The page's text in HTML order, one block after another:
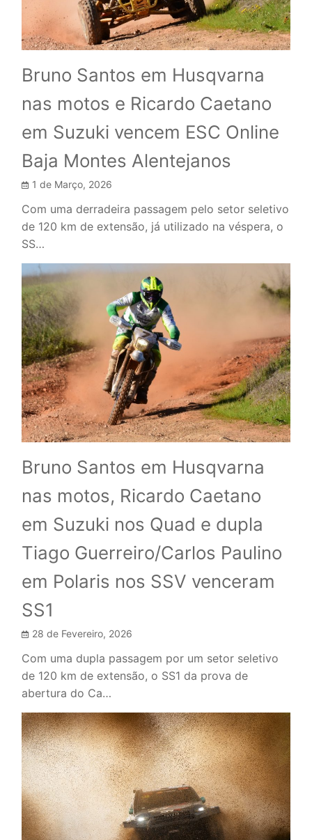
Bruno Santos em Husqvarna
nas motos e Ricardo Caetano
em Suzuki vencem ESC Online
Baja Montes Alentejanos
1 de Março, 2026
Com uma derradeira passagem pelo setor seletivo
de 120 km de extensão, já utilizado na véspera, o
SS…
Bruno Santos em Husqvarna
nas motos, Ricardo Caetano
em Suzuki nos Quad e dupla
Tiago Guerreiro/Carlos Paulino
em Polaris nos SSV venceram
SS1
28 de Fevereiro, 2026
Com uma dupla passagem por um setor seletivo
de 120 km de extensão, o SS1 da prova de
abertura do Ca…